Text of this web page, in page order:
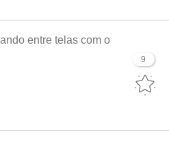
9
entre telas com o